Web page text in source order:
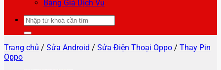
Bảng Giá Dịch Vụ
Tìm
kiếm:
Trang chủ / Sửa Android / Sửa Điện Thoại Oppo / Thay Pin
Oppo